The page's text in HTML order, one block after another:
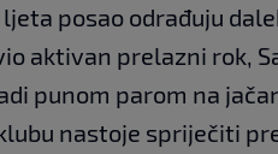
posao odrađuju
aktivan prelazni rok,
punom parom na
nastoje spriječiti